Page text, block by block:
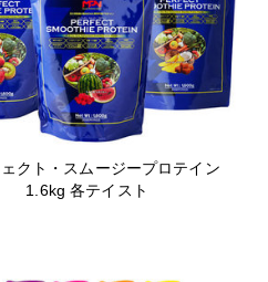
クト・スムージープロテイン
1.6kg 各テイスト